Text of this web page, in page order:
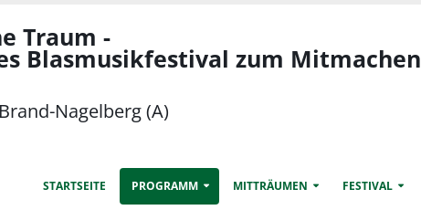
Traum -
Blasmusikfestival zum Mitmachen
Nagelberg (A)
STARTSEITE PROGRAMM MITTRÄUMEN FESTIVAL